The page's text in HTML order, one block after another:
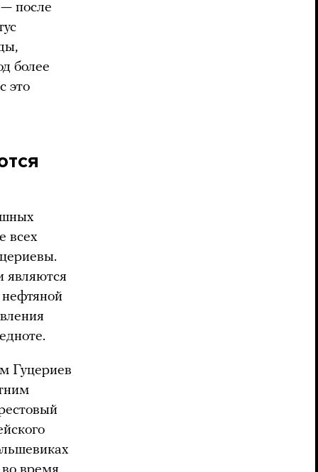
— после
более
это
всех
являются
Гуцериев